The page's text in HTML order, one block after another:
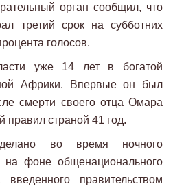
орган сообщил, что
третий срок на субботних
голосов.
уже 14 лет в богатой
Африки. Впервые он был
смерти своего отца Омара
страной 41 год.
во время ночного
на фоне общенационального
введенного правительством